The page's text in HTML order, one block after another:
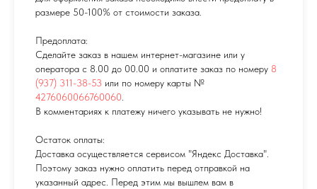
размере 50-100% от стоимости заказа.
Предоплата:
Сделайте заказ в нашем интернет-магазине или у
оператора с 8.00 до 00.00 и оплатите заказ по номеру 8
(937) 311-38-53 или по номеру карты №
4276060066760060
В комментариях к платежу ничего указывать не нужно!
Остаток оплаты:
Доставка осуществляется сервисом "Яндекс Доставка".
Поэтому заказ нужно оплатить перед отправкой на
указанный адрес. Перед этим мы вышлем вам в